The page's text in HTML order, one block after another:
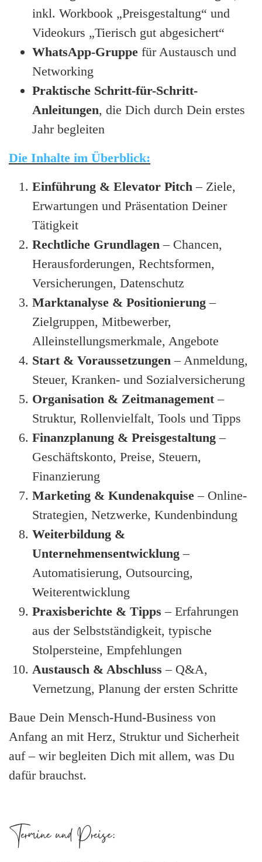
inkl. Workbook „Preisgestaltung“ und
Videokurs „Tierisch gut abgesichert“
WhatsApp-Gruppe für Austausch und
Networking
Praktische Schritt-für-Schritt-
Anleitungen, die Dich durch Dein erstes
Jahr begleiten
Die Inhalte im Überblick:
Einführung & Elevator Pitch – Ziele,
Erwartungen und Präsentation Deiner
Tätigkeit
Rechtliche Grundlagen – Chancen,
Herausforderungen, Rechtsformen,
Versicherungen, Datenschutz
Marktanalyse & Positionierung –
Zielgruppen, Mitbewerber,
Alleinstellungsmerkmale, Angebote
Start & Voraussetzungen – Anmeldung,
Steuer, Kranken- und Sozialversicherung
Organisation & Zeitmanagement–
Struktur, Rollenvielfalt, Tools und Tipps
Finanzplanung & Preisgestaltung –
Geschäftskonto, Preise, Steuern,
Finanzierung
Marketing & Kundenakquise – Online-
Strategien, Netzwerke, Kundenbindung
Weiterbildung &
Unternehmensentwicklung –
Automatisierung, Outsourcing,
Weiterentwicklung
Praxisberichte & Tipps – Erfahrungen
aus der Selbstständigkeit, typische
Stolpersteine, Empfehlungen
Austausch & Abschluss – Q&A,
Vernetzung, Planung der ersten Schritte
Baue Dein Mensch-Hund-Business von
Anfang an mit Herz, Struktur und Sicherheit
auf – wir begleiten Dich mit allem, was Du
dafür brauchst.
Termine und Preise: